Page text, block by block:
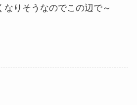
なりそうなのでこの辺で～